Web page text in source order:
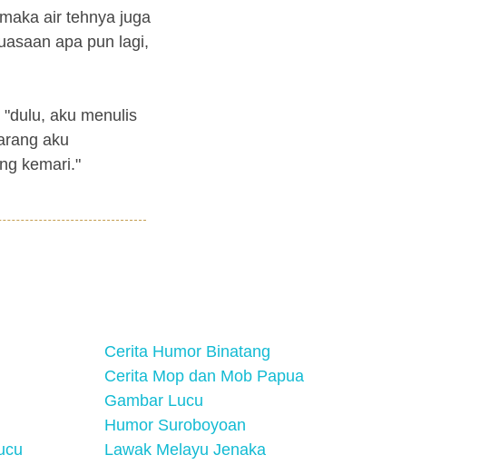
air tehnya juga
apa pun lagi,
aku menulis
aku
kemari."
Cerita Humor Binatang
Cerita Mop dan Mob Papua
Gambar Lucu
Humor Suroboyoan
Lawak Melayu Jenaka